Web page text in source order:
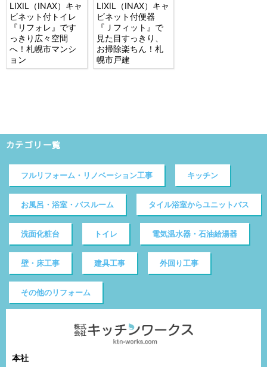
LIXIL（INAX）キャ
ビネット付トイレ
『リフォレ』です
っきり広々空間
へ！札幌市マンシ
ョン
LIXIL（INAX）キャ
ビネット付便器
『Ｊフィット』で
見た目すっきり、
お掃除楽ちん！札
幌市戸建
カテゴリ一覧
フルリフォーム・リノベーション工事 キッチン
お風呂・浴室・バスルーム タイル浴室からユニットバス
洗面化粧台 トイレ 電気温水器・石油給湯器
壁・床工事 建具工事 外回り工事
その他のリフォーム
本社